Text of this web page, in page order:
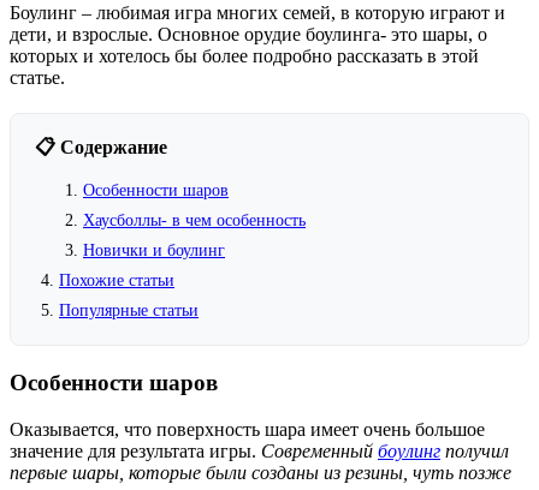
Боулинг – любимая игра многих семей, в которую играют и
дети, и взрослые. Основное орудие боулинга- это шары, о
которых и хотелось бы более подробно рассказать в этой
статье.
📋 Содержание
Особенности шаров
Хаусболлы- в чем особенность
Новички и боулинг
Похожие статьи
Популярные статьи
Особенности шаров
Оказывается, что поверхность шара имеет очень большое
значение для результата игры. Современный боулинг получил
первые шары, которые были созданы из резины, чуть позже